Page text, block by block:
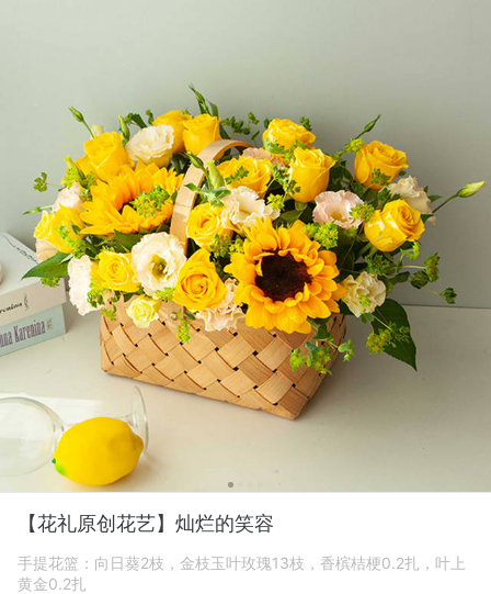
【花礼原创花艺】灿烂的笑容
手提花篮：向日葵2枝，金枝玉叶玫瑰13枝，香槟桔梗0.2扎，叶上
黄金0.2扎